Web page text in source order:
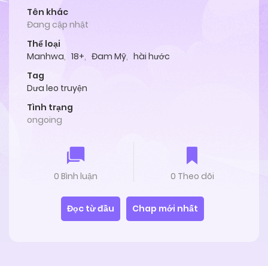
Tên khác
Đang cập nhật
Thể loại
Manhwa, 18+, Đam Mỹ, hài hước
Tag
Dưa leo truyện
Tình trạng
ongoing
0 Bình luận 0 Theo dõi
Đọc từ đầu Chap mới nhất